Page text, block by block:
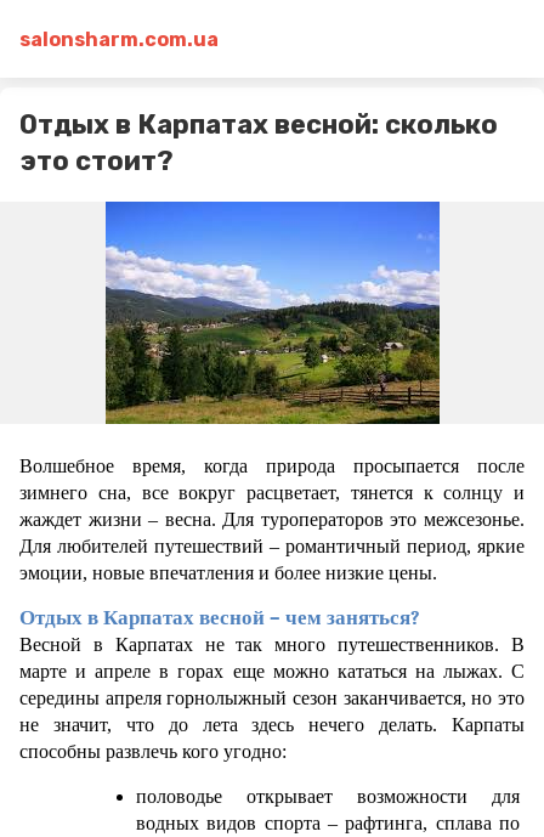
salonsharm.com.ua
Отдых в Карпатах весной: сколько
это стоит?
Волшебное время, когда природа просыпается после
зимнего сна, все вокруг расцветает, тянется к солнцу и
жаждет жизни – весна. Для туроператоров это межсезонье.
Для любителей путешествий – романтичный период, яркие
эмоции, новые впечатления и более низкие цены.
Отдых в Карпатах весной – чем заняться?
Весной в Карпатах не так много путешественников. В
марте и апреле в горах еще можно кататься на лыжах. С
середины апреля горнолыжный сезон заканчивается, но это
не значит, что до лета здесь нечего делать. Карпаты
способны развлечь кого угодно:
половодье открывает возможности для
водных видов спорта – рафтинга, сплава по